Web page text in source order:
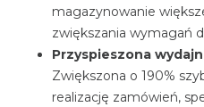
magazynowanie
zwiększania wymagań
Przyspieszona
Zwiększona o 190%
realizację zamówień,